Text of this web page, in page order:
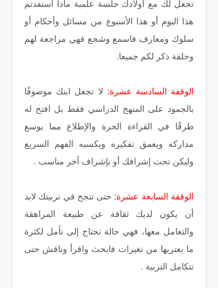
تجعل لك مع أولادك جلسة علمية ماذا استفدتم
هذا اليوم أو هذا الأسبوع من مسائل وأحكام أو
سلوك ومعارف فاسمع وشجع فهي مراجعة لهم
وحلقة ذكر لكم جميعا.
الوقفة السادسة عشرة: لا تجعل ابنك موصوفًا
بالجمود على المنهج الدراسي فقط بل افتح له
طرقًا في القراءة الحرة والإطلاع مما يوسع
مداركه ويعمق تفكيره ويكسبه الفهم السريع
وليكن تحت إشرافك أو بإشراف آخر مناسب .
الوقفة السابعة عشرة: حتى تنجح في تربيتك لابد
أن يكون لديك ثقافة عن طبيعة المراهقة
والتعامل معها، فهي حالة تحتاج إلى تأمل لكثرة
ما يعتريها من تغيرات فابحث واقرأ وناقش حتى
تتكامل التربية .